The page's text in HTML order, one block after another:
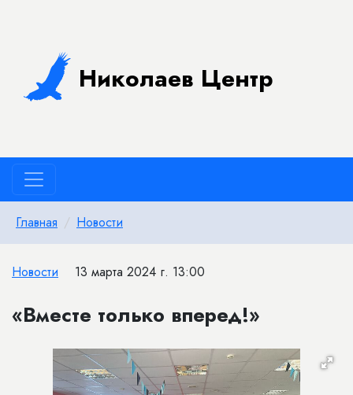
Николаев Центр
Главная Новости
Новости 13 марта 2024 г. 13:00
«Вместе только вперед!»